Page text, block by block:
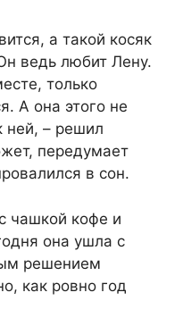
а такой косяк
ведь любит Лену.
только
А она этого не
ней, – решил
передумает
в сон.
чашкой кофе и
она ушла с
решением
как ровно год